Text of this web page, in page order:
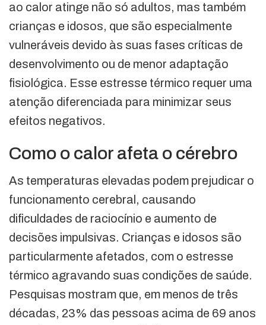
ao calor atinge não só adultos, mas também
crianças e idosos, que são especialmente
vulneráveis devido às suas fases críticas de
desenvolvimento ou de menor adaptação
fisiológica. Esse estresse térmico requer uma
atenção diferenciada para minimizar seus
efeitos negativos.
Como o calor afeta o cérebro
As temperaturas elevadas podem prejudicar o
funcionamento cerebral, causando
dificuldades de raciocínio e aumento de
decisões impulsivas. Crianças e idosos são
particularmente afetados, com o estresse
térmico agravando suas condições de saúde.
Pesquisas mostram que, em menos de três
décadas, 23% das pessoas acima de 69 anos